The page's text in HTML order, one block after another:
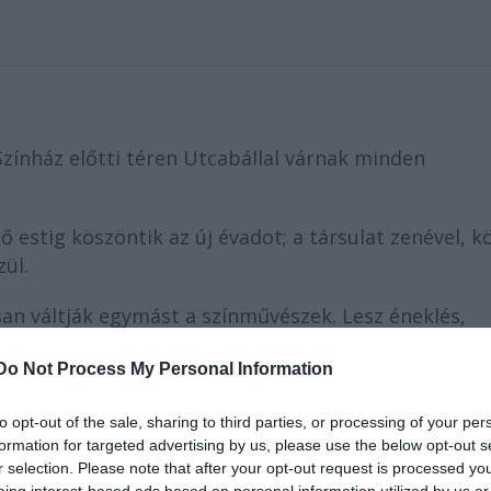
Not Process My Personal Information
opt-out of the sale, sharing to third parties, or processing of your
for targeted advertising by us, please use the below opt-out
selection. Please note that after your opt-out request is processed
előtti téren Utcabállal várnak minden
estig köszöntik az új évadot; a társulat zenével,
váltják egymást a színművészek. Lesz éneklés,
és a repertoár előadásokból (
polgár).
dallamok, dalok is felcsendülnek, melybe a
táncolás és élőzene zárja a programot.